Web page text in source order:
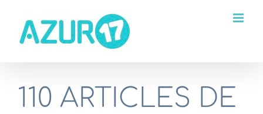
contenu
110 ARTICLES DE